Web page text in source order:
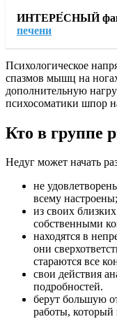
ИНТЕРЕ́СНЫЙ
печени
Психологическое
спазмов мышц на
дополнительную
психосоматики шпор
Кто в группе
Недуг может начать
не
всему настроены;
из своих
собственными
находятся в
они
стараются все
свои действия
подробностей.
берут большую
работы, который